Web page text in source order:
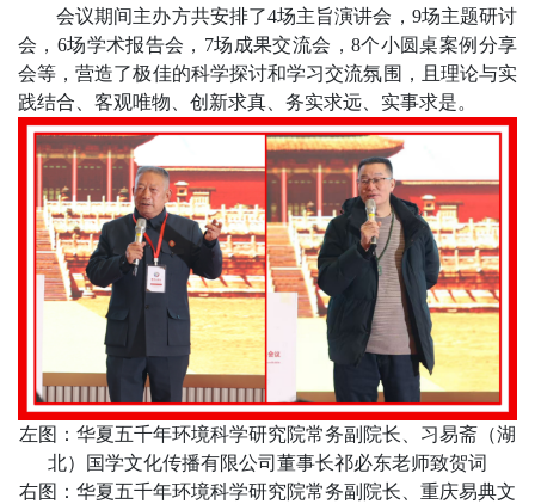
会议期间主办方共安排了4场主旨演讲会， 9场主题研讨
会， 6场学术报告会， 7场成果交流会， 8个小圆桌案例分享
会等，营造了极佳的科学探讨和学习交流氛围，且理论与实
践结合、客观唯物、创新求真、务实求远、实事求是。
左图：华夏五千年环境科学研究院常务副院长、习易斋（湖
北）国学文化传播有限公司董事长祁必东老师致贺词
右图：华夏五千年环境科学研究院常务副院长、重庆易典文